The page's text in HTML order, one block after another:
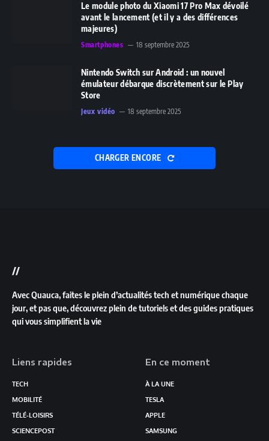
Le module photo du Xiaomi 17 Pro Max dévoilé
avant le lancement (et il y a des différences
majeures)
Smartphones 18 septembre 2025
Nintendo Switch sur Android : un nouvel
émulateur débarque discrètement sur le Play
Store
Jeux vidéo 18 septembre 2025
CHARGER ENCORE
//
Avec Quauca, faites le plein d’actualités tech et numérique chaque
jour, et pas que, découvrez plein de tutoriels et des guides pratiques
qui vous simplifient la vie
Liens rapides
TECH
MOBILITÉ
TÉLÉ-LOISIRS
SCIENCEPOST
En ce moment
À LA UNE
TESLA
APPLE
SAMSUNG